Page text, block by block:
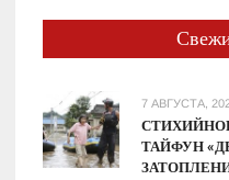
меняет
7 АВГУСТА,
ТАЙФУН